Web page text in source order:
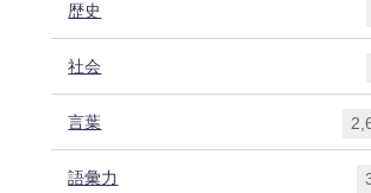
歴史
社会
言葉
語彙力